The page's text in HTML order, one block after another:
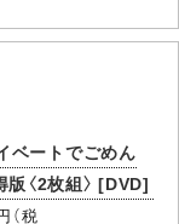
ベートでごめん
〈2枚組〉 [DVD]
税